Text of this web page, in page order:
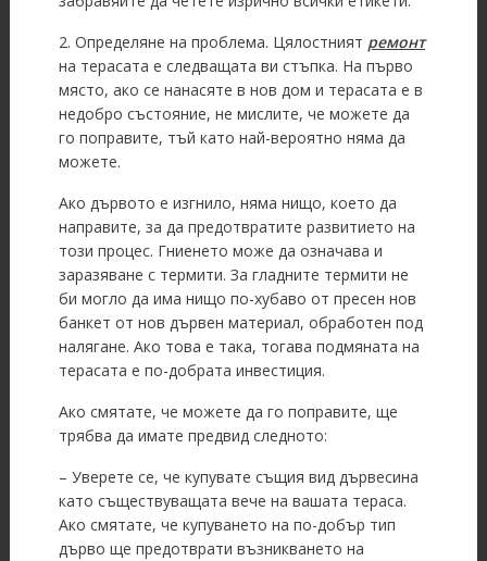
2. Определяне на проблема. Цялостният ремонт
на терасата е следващата ви стъпка. На първо
място, ако се нанасяте в нов дом и терасата е в
недобро състояние, не мислите, че можете да
го поправите, тъй като най-вероятно няма да
можете.
Ако дървото е изгнило, няма нищо, което да
направите, за да предотвратите развитието на
този процес. Гниенето може да означава и
заразяване с термити. За гладните термити не
би могло да има нищо по-хубаво от пресен нов
банкет от нов дървен материал, обработен под
налягане. Ако това е така, тогава подмяната на
терасата е по-добрата инвестиция.
Ако смятате, че можете да го поправите, ще
трябва да имате предвид следното:
– Уверете се, че купувате същия вид дървесина
като съществуващата вече на вашата тераса.
Ако смятате, че купуването на по-добър тип
дърво ще предотврати възникването на